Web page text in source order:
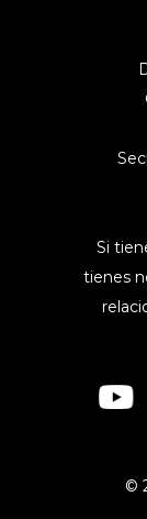
Si
tienes
©